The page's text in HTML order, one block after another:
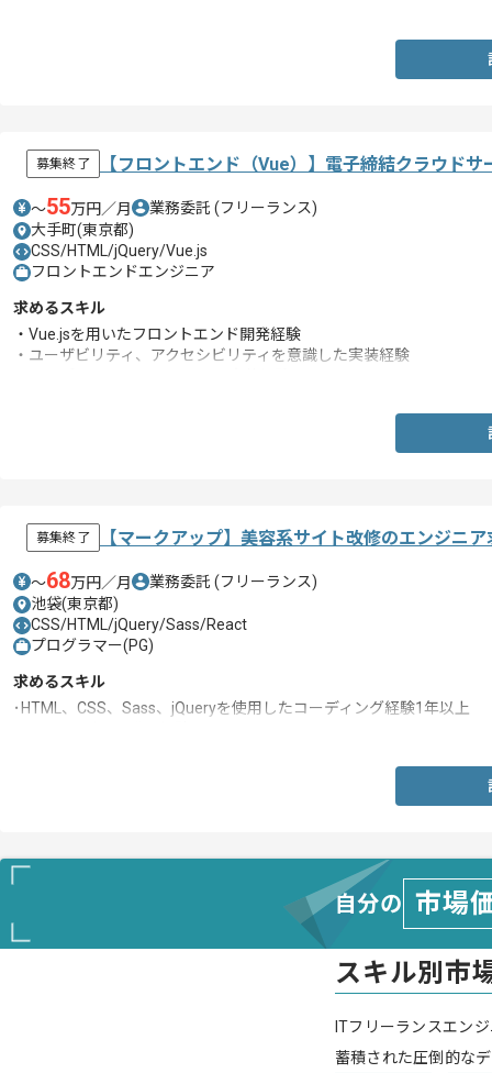
募集終了 【フロントエンド（Vue）】電子締結クラウド
〜55万円／月 業務委託 (フリーランス)
大手町(東京都)
CSS/HTML/jQuery/Vue.js
フロントエンドエンジニア
求めるスキル
・Vue.jsを用いたフロントエンド開発経験
・ユーザビリティ、アクセシビリティを意識した実装経験
募集終了 【マークアップ】美容系サイト改修のエンジニ
〜68万円／月 業務委託 (フリーランス)
池袋(東京都)
CSS/HTML/jQuery/Sass/React
プログラマー(PG)
求めるスキル
･HTML、CSS、Sass、jQueryを使用したコーディング経験1年以上
自分の 市場
スキル別市
ITフリーランスエン
蓄積された圧倒的な